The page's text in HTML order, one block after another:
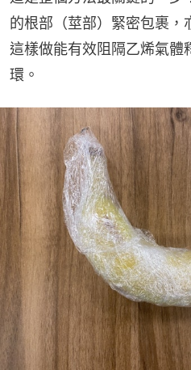
的根部（莖部）緊密包裹，
這樣做能有效阻隔乙烯氣體
環。